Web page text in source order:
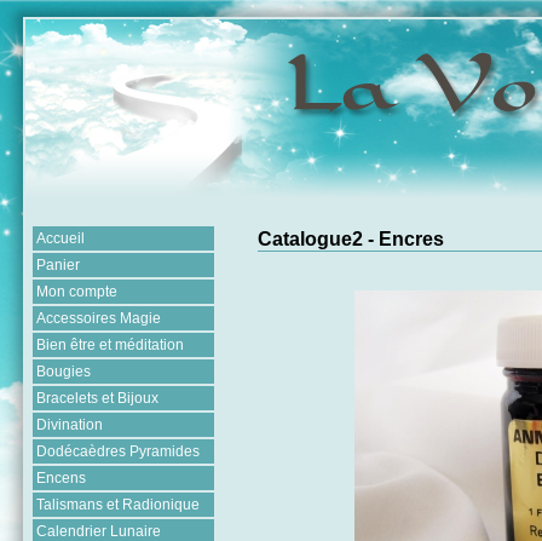
Accueil
Panier
Mon compte
Accessoires Magie
Bien être et méditation
Bougies
Bracelets et Bijoux
Divination
Dodécaèdres Pyramides
Encens
Talismans et Radionique
Calendrier Lunaire
Catalogue2 - Encres